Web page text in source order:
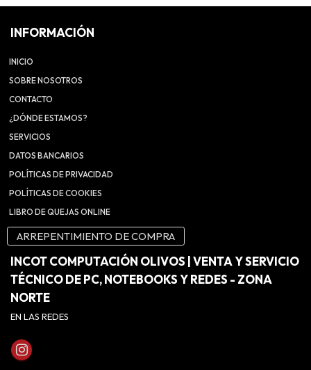
INFORMACIÓN
INICIO
SOBRE NOSOTROS
CONTACTO
¿DÓNDE ESTAMOS?
SERVICIOS
DATOS BANCARIOS
POLÍTICAS DE PRIVACIDAD
POLÍTICAS DE COOKIES
LIBRO DE QUEJAS ONLINE
ARREPENTIMIENTO DE COMPRA
INCOT COMPUTACIÓN OLIVOS | VENTA Y SERVICIO
TÉCNICO DE PC, NOTEBOOKS Y REDES - ZONA
NORTE
EN LAS REDES